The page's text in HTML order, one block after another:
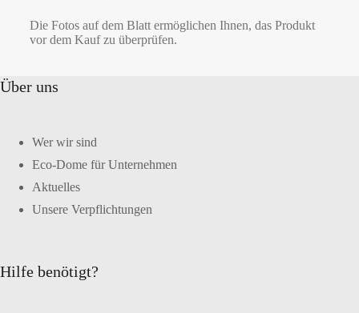
Die Fotos auf dem Blatt ermöglichen Ihnen, das Produkt
vor dem Kauf zu überprüfen.
Über uns
Wer wir sind
Eco-Dome für Unternehmen
Aktuelles
Unsere Verpflichtungen
Hilfe benötigt?